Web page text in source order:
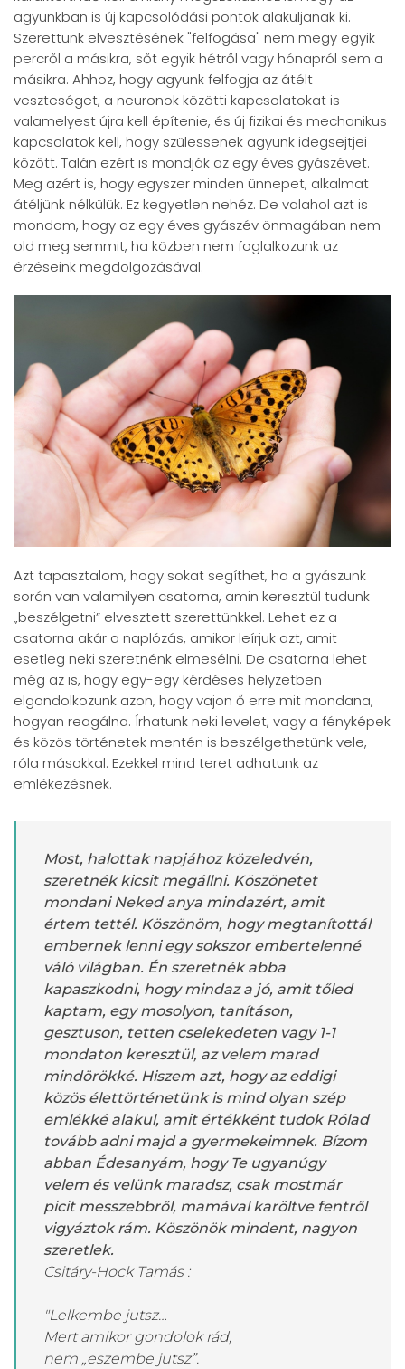
agyunkban is új kapcsolódási pontok alakuljanak ki.
Szerettünk elvesztésének "felfogása" nem megy egyik
percről a másikra, sőt egyik hétről vagy hónapról sem a
másikra. Ahhoz, hogy agyunk felfogja az átélt
veszteséget, a neuronok közötti kapcsolatokat is
valamelyest újra kell építenie, és új fizikai és mechanikus
kapcsolatok kell, hogy szülessenek agyunk idegsejtjei
között. Talán ezért is mondják az egy éves gyászévet.
Meg azért is, hogy egyszer minden ünnepet, alkalmat
átéljünk nélkülük. Ez kegyetlen nehéz. De valahol azt is
mondom, hogy az egy éves gyászév önmagában nem
old meg semmit, ha közben nem foglalkozunk az
érzéseink megdolgozásával.
Azt tapasztalom, hogy sokat segíthet, ha a gyászunk
során van valamilyen csatorna, amin keresztül tudunk
„beszélgetni” elvesztett szerettünkkel. Lehet ez a
csatorna akár a naplózás, amikor leírjuk azt, amit
esetleg neki szeretnénk elmesélni. De csatorna lehet
még az is, hogy egy-egy kérdéses helyzetben
elgondolkozunk azon, hogy vajon ő erre mit mondana,
hogyan reagálna. Írhatunk neki levelet, vagy a fényképek
és közös történetek mentén is beszélgethetünk vele,
róla másokkal. Ezekkel mind teret adhatunk az
emlékezésnek.
Most, halottak napjához közeledvén,
szeretnék kicsit megállni. Köszönetet
mondani Neked anya mindazért, amit
értem tettél. Köszönöm, hogy megtanítottál
embernek lenni egy sokszor embertelenné
váló világban. Én szeretnék abba
kapaszkodni, hogy mindaz a jó, amit tőled
kaptam, egy mosolyon, tanításon,
gesztuson, tetten cselekedeten vagy 1-1
mondaton keresztül, az velem marad
mindörökké. Hiszem azt, hogy az eddigi
közös élettörténetünk is mind olyan szép
emlékké alakul, amit értékként tudok Rólad
tovább adni majd a gyermekeimnek. Bízom
abban Édesanyám, hogy Te ugyanúgy
velem és velünk maradsz, csak mostmár
picit messzebbről, mamával karöltve fentről
vigyáztok rám. Köszönök mindent, nagyon
szeretlek.
Csitáry-Hock Tamás :
"Lelkembe jutsz…
Mert amikor gondolok rád,
nem „eszembe jutsz”.